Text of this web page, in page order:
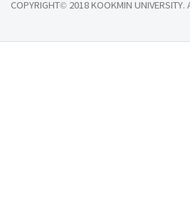
COPYRIGHT© 2018 KOOKMIN UNIVERSITY.